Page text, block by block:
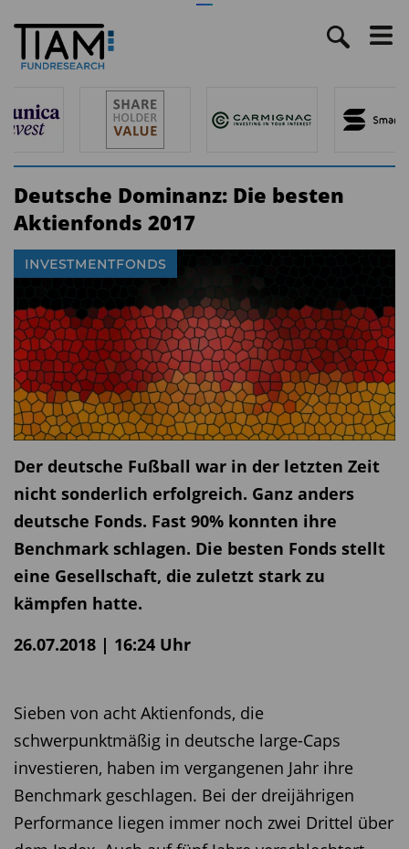
Deutsche Dominanz: Die besten
Aktienfonds 2017
INVESTMENTFONDS
Der deutsche Fußball war in der letzten Zeit
nicht sonderlich erfolgreich. Ganz anders
deutsche Fonds. Fast 90% konnten ihre
Benchmark schlagen. Die besten Fonds stellt
eine Gesellschaft, die zuletzt stark zu
kämpfen hatte.
26.07.2018 | 16:24 Uhr
Sieben von acht Aktienfonds, die
schwerpunktmäßig in deutsche large-Caps
investieren, haben im vergangenen Jahr ihre
Benchmark geschlagen. Bei der dreijährigen
Performance liegen immer noch zwei Drittel über